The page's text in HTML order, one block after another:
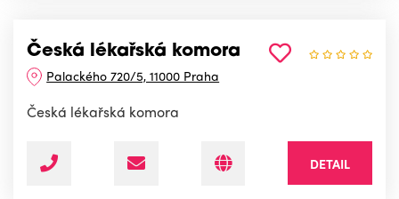
Česká lékařská komora
Palackého 720/5, 11000 Praha
Česká lékařská komora
DETAIL